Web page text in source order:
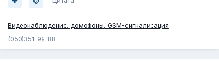
Видеонаблюдение, домофоны, GSM-сигнализация
(050)351-99-88